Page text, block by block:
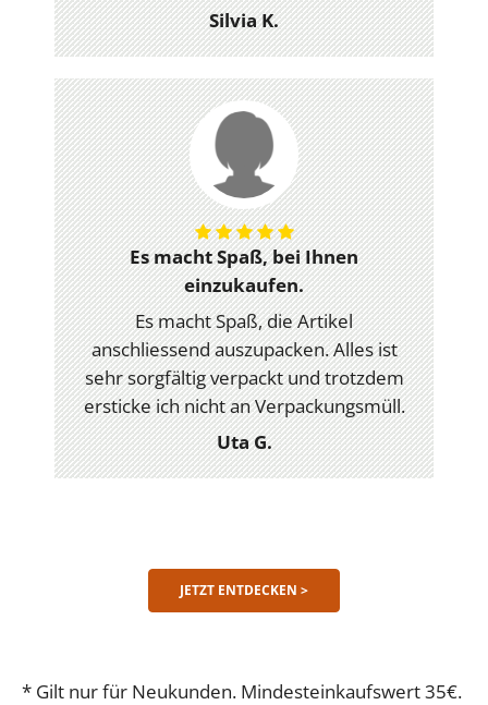
Silvia K.
Es macht Spaß, bei Ihnen
einzukaufen.
Es macht Spaß, die Artikel
anschliessend auszupacken. Alles ist
sehr sorgfältig verpackt und trotzdem
ersticke ich nicht an Verpackungsmüll.
Uta G.
JETZT ENTDECKEN >
* Gilt nur für Neukunden. Mindesteinkaufswert 35€.